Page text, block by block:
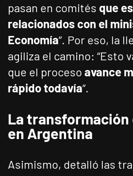
pasan en comités que
relacionados con el
Economía”. Por eso, la
agiliza el camino: “Esto
que el proceso avance
rápido todavía”.
La transformación
en Argentina
Asimismo, detalló las